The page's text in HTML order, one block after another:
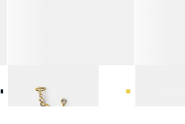
СЕРЬГИ АСИММЕТРИЧНЫЕ С
3 990 ₽